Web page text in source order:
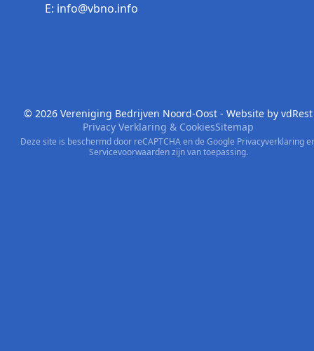
E: info@vbno.info
© 2026 Vereniging Bedrijven Noord-Oost - Website by vdRest
Privacy Verklaring & CookiesSitemap
Deze site is beschermd door reCAPTCHA en de Google Privacyverklaring
Servicevoorwaardenzijn van toepassing.